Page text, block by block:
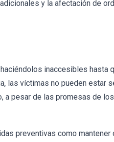
y la afectación de
inaccesibles hasta
las víctimas no pueden estar
a pesar de las promesas de
preventivas como